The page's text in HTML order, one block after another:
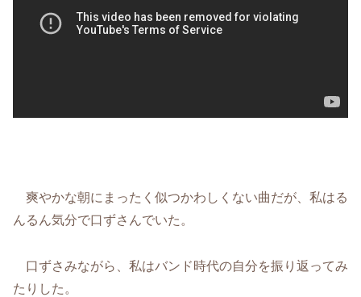
爽やかな朝にまったく似つかわしくない曲だが、私はる
んるん気分で口ずさんでいた。
口ずさみながら、私はバンド時代の自分を振り返ってみ
たりした。